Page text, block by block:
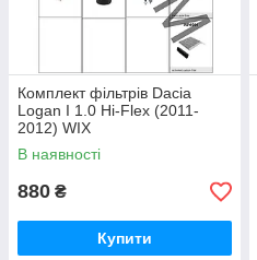
Комплект фільтрів Dacia
Logan I 1.0 Hi-Flex (2011-
2012) WIX
В наявності
880 ₴
Купити